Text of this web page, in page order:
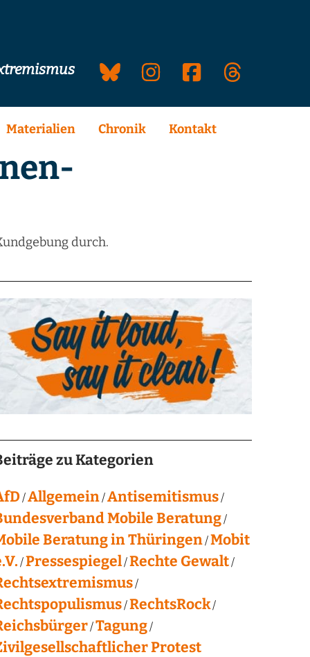
Materialien Chronik Kontakt
durch.
zu Kategorien
Allgemein Antisemitismus
Mobile Beratung
Beratung in Thüringen Mobit
Pressespiegel Rechte Gewalt
RechtsRock
Tagung
Protest